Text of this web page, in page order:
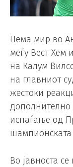
Нема мир во
меѓу Вест Хем
на Калум
на главниот
жестоки
испаѓање од
шампионската
Во јавноста